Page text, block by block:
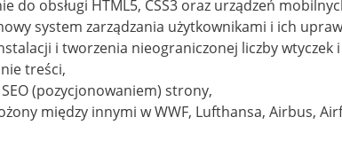
do obsługi HTML5, CSS3 oraz urządzeń
system zarządzania użytkownikami i ich
i tworzenia nieograniczonej liczby wtyczek
treści,
(pozycjonowaniem) strony,
między innymi w WWF, Lufthansa, Airbus,